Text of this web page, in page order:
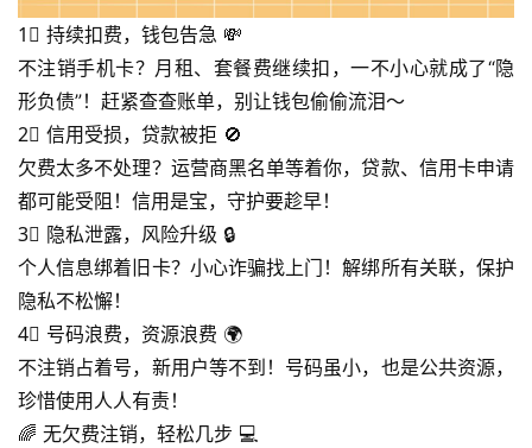
首
页
号
卡
百
科
防
诈
1⃣ 持续扣费，钱包告急 💸
不注销手机卡？月租、套餐费继续扣，一不小心就成了“隐
形负债”！赶紧查查账单，别让钱包偷偷流泪～
2⃣ 信用受损，贷款被拒 🚫
欠费太多不处理？运营商黑名单等着你，贷款、信用卡申请
都可能受阻！信用是宝，守护要趁早！
3⃣ 隐私泄露，风险升级 🔒
个人信息绑着旧卡？小心诈骗找上门！解绑所有关联，保护
隐私不松懈！
4⃣ 号码浪费，资源浪费 🌍
不注销占着号，新用户等不到！号码虽小，也是公共资源，
珍惜使用人人有责！
🌈 无欠费注销，轻松几步 💻